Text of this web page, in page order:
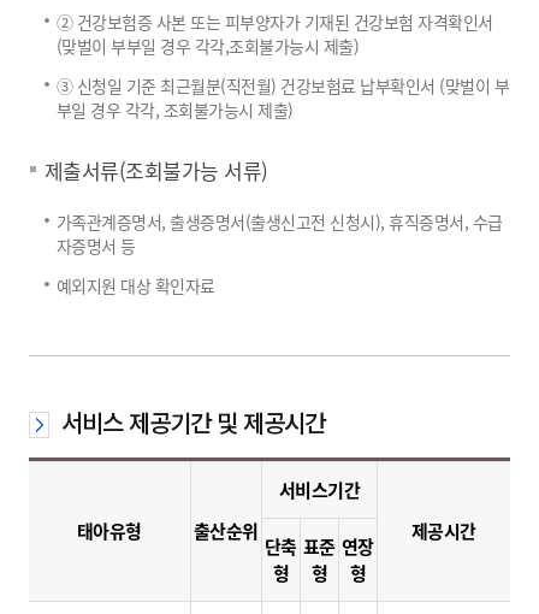
② 건강보험증 사본 또는 피부양자가 기재된 건강보험 자격확인서
(맞벌이 부부일 경우 각각,조회불가능시 제출)
③ 신청일 기준 최근월분(직전월) 건강보험료 납부확인서 (맞벌이 부
부일 경우 각각, 조회불가능시 제출)
제출서류(조회불가능 서류)
가족관계증명서, 출생증명서(출생신고전 신청시), 휴직증명서, 수급
자증명서 등
예외지원 대상 확인자료
서비스 제공기간 및 제공시간
태아유형 출산순위
서비스기간
제공시간
단축
형
표준
형
연장
형